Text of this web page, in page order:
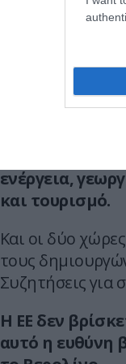
Περισσότερες
υπογραφούν
ενέργεια,
και τουρισμό.
Και οι δύο
τους
Συζητήσεις για
Η ΕΕ δεν
αυτό η ευθύνη